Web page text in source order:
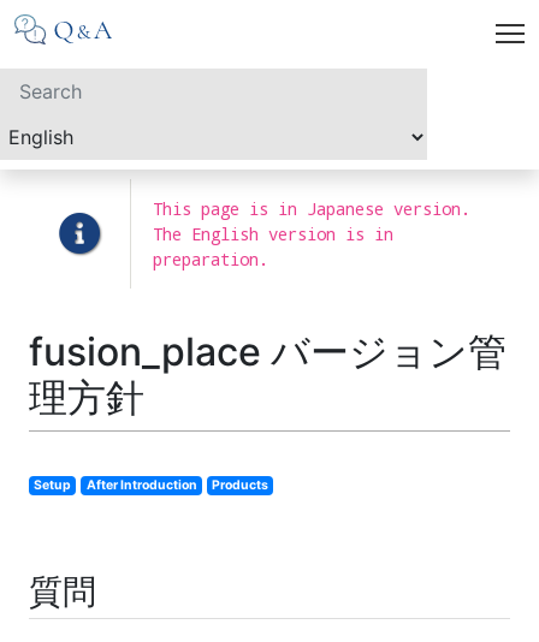
This page is in Japanese version.
The English version is in
preparation.
fusion_place バージョン管
理方針
Setup After Introduction Products
質問